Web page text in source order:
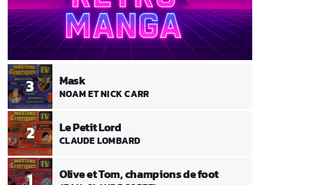
1 Olive et Tom, champions de foot
2 Le Petit Lord
CLAUDE LOMBARD
3 Mask
NOAM ET NICK CARR